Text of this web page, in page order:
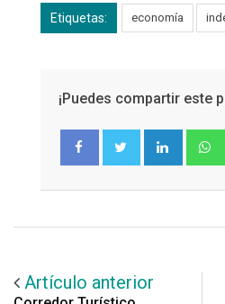
Etiquetas: economía
¡Puedes compartir este
Artículo anterior